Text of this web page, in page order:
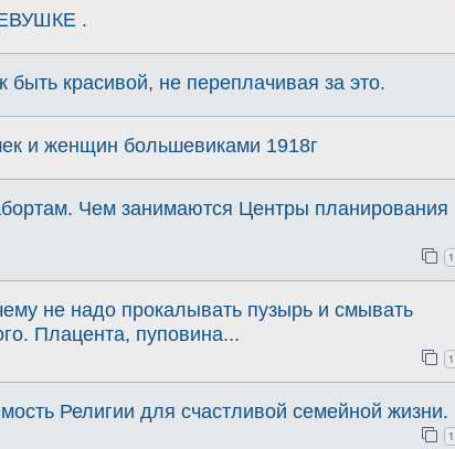
.
быть красивой, не переплачивая за это.
и женщин большевиками 1918г
Чем занимаются Центры планирования
1
не надо прокалывать пузырь и смывать
Плацента, пуповина...
1
Религии для счастливой семейной жизни.
1